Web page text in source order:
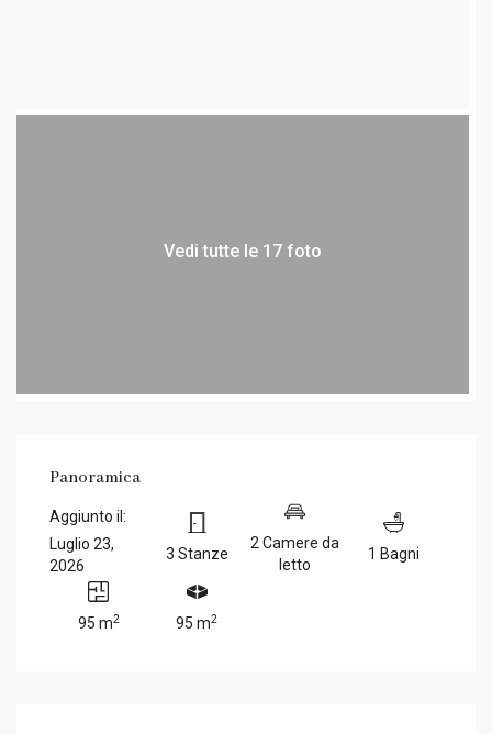
Vedi tutte le 17 foto
Panoramica
Aggiunto il:
Luglio 23,
2026
3 Stanze
2 Camere da
letto
1 Bagni
95 m2 95 m2